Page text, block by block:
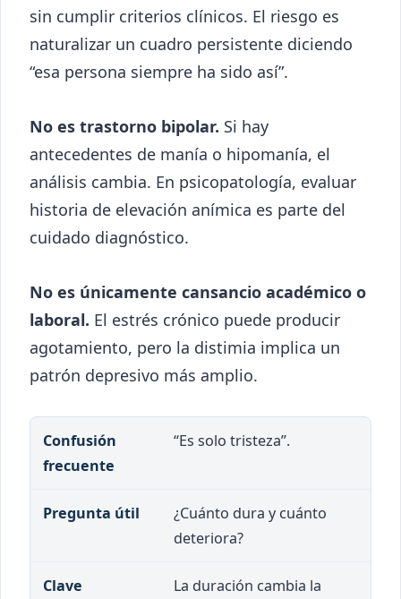
sin cumplir criterios clínicos. El riesgo es
naturalizar un cuadro persistente diciendo
“esa persona siempre ha sido así”.
No es trastorno bipolar. Si hay
antecedentes de manía o hipomanía, el
análisis cambia. En psicopatología, evaluar
historia de elevación anímica es parte del
cuidado diagnóstico.
No es únicamente cansancio académico o
laboral. El estrés crónico puede producir
agotamiento, pero la distimia implica un
patrón depresivo más amplio.
Confusión frecuente Pregunta útil
“Es solo tristeza”.
¿Cuánto dura y cuánto
deteriora?
La duración cambia la